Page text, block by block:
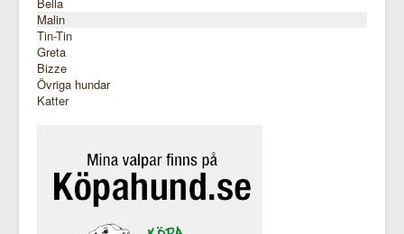
Bella
Malin
Tin-Tin
Greta
Bizze
Övriga hundar
Katter